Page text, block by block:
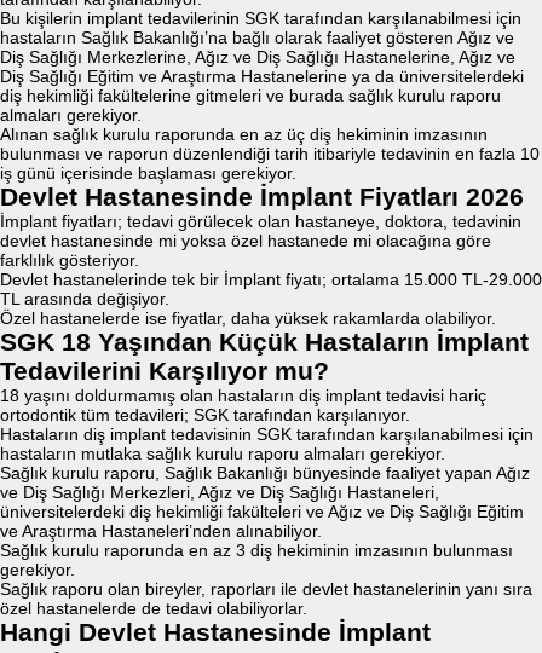
Bu kişilerin implant tedavilerinin SGK tarafından karşılanabilmesi için
hastaların Sağlık Bakanlığı’na bağlı olarak faaliyet gösteren Ağız ve
Diş Sağlığı Merkezlerine, Ağız ve Diş Sağlığı Hastanelerine, Ağız ve
Diş Sağlığı Eğitim ve Araştırma Hastanelerine ya da üniversitelerdeki
diş hekimliği fakültelerine gitmeleri ve burada sağlık kurulu raporu
almaları gerekiyor.
Alınan sağlık kurulu raporunda en az üç diş hekiminin imzasının
bulunması ve raporun düzenlendiği tarih itibariyle tedavinin en fazla 10
iş günü içerisinde başlaması gerekiyor.
Devlet Hastanesinde İmplant Fiyatları 2026
İmplant fiyatları; tedavi görülecek olan hastaneye, doktora, tedavinin
devlet hastanesinde mi yoksa özel hastanede mi olacağına göre
farklılık gösteriyor.
Devlet hastanelerinde tek bir İmplant fiyatı; ortalama 15.000 TL-29.000
TL arasında değişiyor.
Özel hastanelerde ise fiyatlar, daha yüksek rakamlarda olabiliyor.
SGK 18 Yaşından Küçük Hastaların İmplant
Tedavilerini Karşılıyor mu?
18 yaşını doldurmamış olan hastaların diş implant tedavisi hariç
ortodontik tüm tedavileri; SGK tarafından karşılanıyor.
Hastaların diş implant tedavisinin SGK tarafından karşılanabilmesi için
hastaların mutlaka sağlık kurulu raporu almaları gerekiyor.
Sağlık kurulu raporu, Sağlık Bakanlığı bünyesinde faaliyet yapan Ağız
ve Diş Sağlığı Merkezleri, Ağız ve Diş Sağlığı Hastaneleri,
üniversitelerdeki diş hekimliği fakülteleri ve Ağız ve Diş Sağlığı Eğitim
ve Araştırma Hastaneleri’nden alınabiliyor.
Sağlık kurulu raporunda en az 3 diş hekiminin imzasının bulunması
gerekiyor.
Sağlık raporu olan bireyler, raporları ile devlet hastanelerinin yanı sıra
özel hastanelerde de tedavi olabiliyorlar.
Hangi Devlet Hastanesinde İmplant